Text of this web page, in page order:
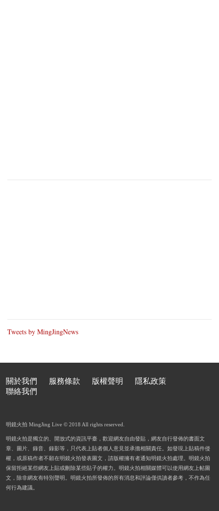
Tweets by MingJingNews
關於我們 服務條款 版權聲明
隱私政策
聯絡我們
明鏡火拍 MingJing Live © 2018 All rights reserved.
明鏡火拍是獨立的、開放式的資訊平臺，歡迎網友自由發貼，網友自行發佈的書面文
章、圖片、錄音、錄影等，只代表上貼者個人意見並承擔相關責任。如發現上貼稿件侵
權，或原稿作者不願在明鏡火拍發表圖文，請版權擁有者通知明鏡火拍處理。明鏡火拍
保留拒絕某些網友上貼或刪除某些貼子的權力。明鏡火拍相關媒體可以使用網友上帖圖
文，除非網友有特別聲明。明鏡火拍所發佈的所有消息和評論僅供讀者參考，不作為任
何行為建議。